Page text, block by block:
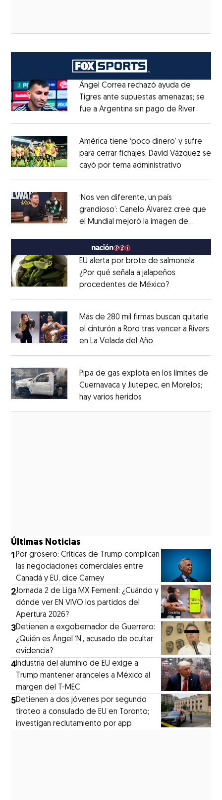
Ángel Correa rechazó ayuda de
Tigres ante supuestas amenazas; se
fue a Argentina sin pago de RiverOpens
América tiene ‘poco dinero’ y sufre
para cerrar fichajes: David Vázquez se
cayó por tema administrativo
‘Nos ven diferente, un país
grandioso’: Canelo Álvarez cree que
el Mundial mejoró la imagen de
EU alerta por brote de salmonela
¿Por qué señala a jalapeños
procedentes de México?Opens in new
Más de 280 mil firmas buscan quitarle
el cinturón a Roro tras vencer a Rivers
en La Velada del Año
Pipa de gas explota en los límites de
Cuernavaca y Jiutepec, en Morelos;
hay varios heridos
Últimas Noticias
1Por grosero: Críticas de Trump complican
las negociaciones comerciales entre
Canadá y EU, dice Carney
2Jornada 2 de Liga MX Femenil: ¿Cuándo y
dónde ver EN VIVO los partidos del
Apertura 2026?
3Detienen a exgobernador de Guerrero:
¿Quién es Ángel ‘N’, acusado de ocultar
evidencia?
4Industria del aluminio de EU exige a
Trump mantener aranceles a México al
margen del T-MEC
5Detienen a dos jóvenes por segundo
tiroteo a consulado de EU en Toronto;
investigan reclutamiento por app